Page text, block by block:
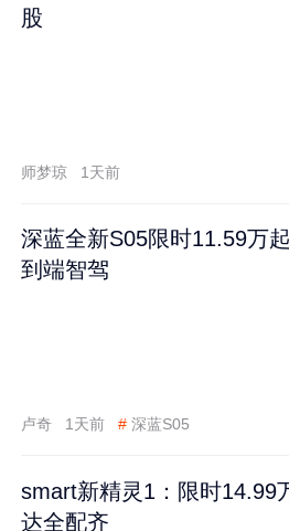
股
师梦琼 1天前
深蓝全新S05限时11.59万
到端智驾
卢奇 1天前 # 深蓝S05
smart新精灵1：限时14.99
达全配齐